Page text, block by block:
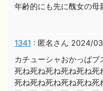
年齢的にも先に醜女の母
1341 : 匿名さん 2024/
カチューシャおかっぱ
死ね死ね死ね死ね死ね
死ね死ね死ね死ね死ね